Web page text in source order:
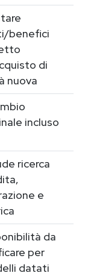
benefici
di
nuova
incluso
ricerca
e
da
per
datati